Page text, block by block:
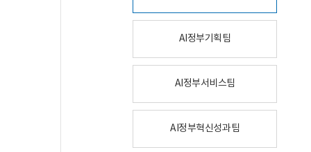
AI정부기획팀
AI정부서비스팀
AI정부혁신성과팀